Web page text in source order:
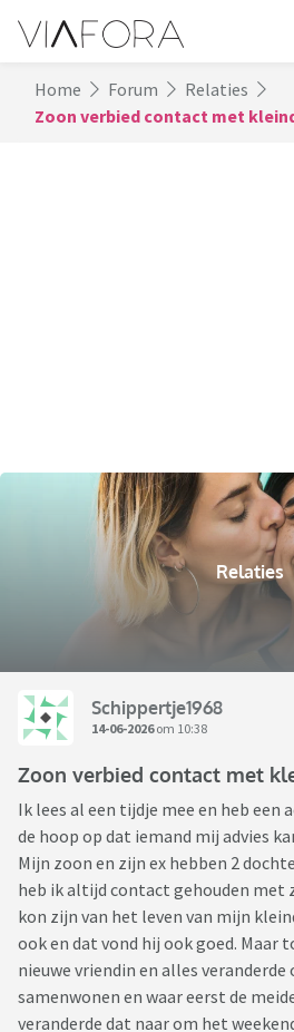
Home Forum
Relaties
Zoon verbied contact met
Relaties
Schippertje1968
14-06-2026om 10:38
Zoon verbied contact met
Ik lees al een tijdje mee en heb een
de hoop op dat iemand mij advies
Mijn zoon en zijn ex hebben 2
heb ik altijd contact gehouden met
kon zijn van het leven van mijn
ook en dat vond hij ook goed. Maar
nieuwe vriendin en alles veranderde
samenwonen en waar eerst de
veranderde dat naar om het